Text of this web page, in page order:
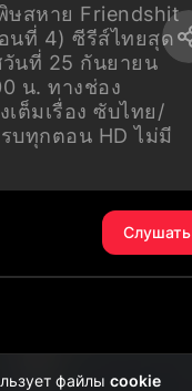
ษสหาย Friendshit
นที่ 4) ซีรีส์ไทยสุด
นที่ 25 กันยายน
น. ทางช่อง
ต็มเรื่อง ซับไทย/
บทุกตอน HD ไม่มี
Слушать
файлы cookie